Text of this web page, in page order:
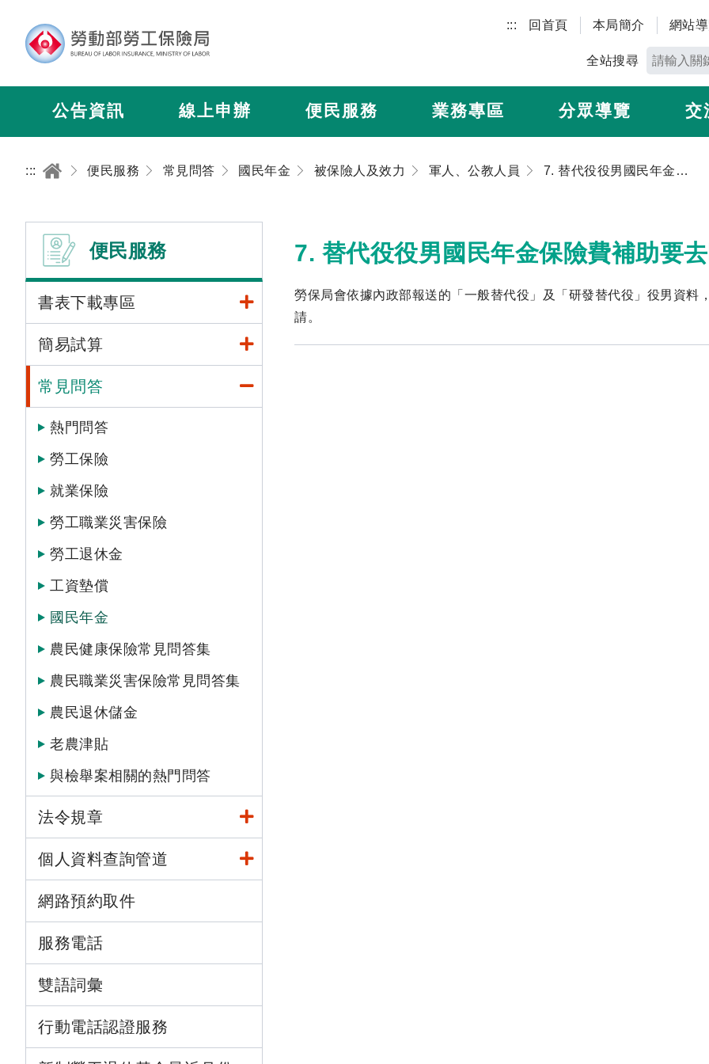
::: 回首頁 本局簡介 網站
全站搜尋
公告資訊 線上申辦 便民服務 業務專區 分眾導覽 交
::: 便民服務 常見問答 國民年金 被保險人及效力 軍人、公教人員 7. 替代役役男國民年金保險費補助要去哪裡申請？
便民服務
書表下載專區
簡易試算
常見問答
熱門問答
勞工保險
就業保險
勞工職業災害保險
勞工退休金
工資墊償
國民年金
農民健康保險常見問答集
農民職業災害保險常見問答集
農民退休儲金
老農津貼
與檢舉案相關的熱門問答
法令規章
個人資料查詢管道
網路預約取件
服務電話
雙語詞彙
行動電話認證服務
7. 替代役役男國民年金保險費補助要
勞保局會依據內政部報送的「一般替代役」及「研發替代役」役男資料
請。